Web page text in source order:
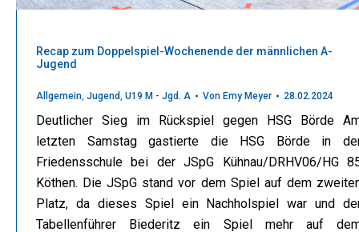
Recap zum Doppelspiel-Wochenende der männlichen A-
Jugend
Allgemein, Jugend, U19 M - Jgd. A Von Emy Meyer 28.02.2024
Deutlicher Sieg im Rückspiel gegen HSG Börde
letzten Samstag gastierte die HSG Börde in
Friedensschule bei der JSpG Kühnau/DRHV06/HG
Köthen. Die JSpG stand vor dem Spiel auf dem
Platz, da dieses Spiel ein Nachholspiel war und
Tabellenführer Biederitz ein Spiel mehr auf